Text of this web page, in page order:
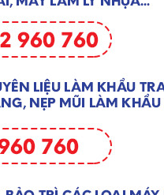
Giá liên hệ
Thông tin máy:
– Năng suất:
– Kích thước:
– Trọng lượng:
– Điện thế: 220V,
– Công suất